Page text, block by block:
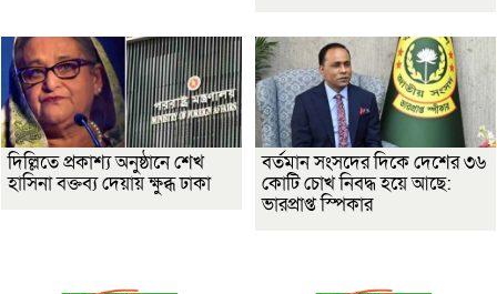
দিল্লিতে প্রকাশ্য অনুষ্ঠানে শেখ
হাসিনা বক্তব্য দেয়ায় ক্ষুব্ধ ঢাকা
বর্তমান সংসদের দিকে দেশের ৩৬
কোটি চোখ নিবদ্ধ হয়ে আছে:
ভারপ্রাপ্ত স্পিকার